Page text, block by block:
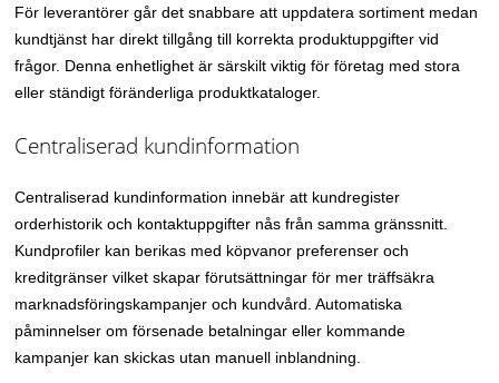
För leverantörer går det snabbare att uppdatera sortiment medan
kundtjänst har direkt tillgång till korrekta produktuppgifter vid
frågor. Denna enhetlighet är särskilt viktig för företag med stora
eller ständigt föränderliga produktkataloger.
Centraliserad kundinformation
Centraliserad kundinformation innebär att kundregister
orderhistorik och kontaktuppgifter nås från samma gränssnitt.
Kundprofiler kan berikas med köpvanor preferenser och
kreditgränser vilket skapar förutsättningar för mer träffsäkra
marknadsföringskampanjer och kundvård. Automatiska
påminnelser om försenade betalningar eller kommande
kampanjer kan skickas utan manuell inblandning.